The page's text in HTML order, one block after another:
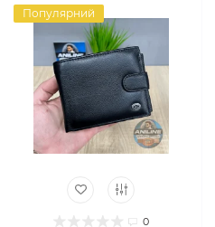
Популярний
0